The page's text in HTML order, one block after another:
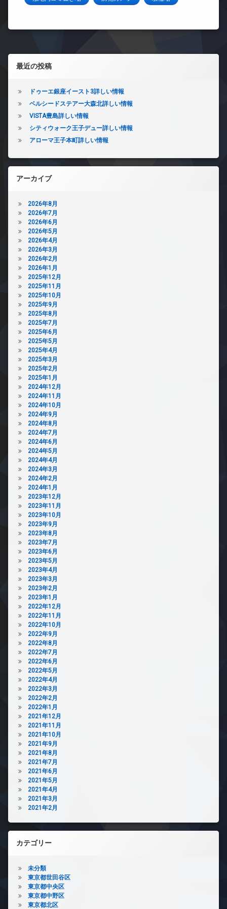
左サイドバー
最近の投稿
ドゥーエ銀座イースト3詳しい情報
ベルシードステアー大森北詳しい情報
VISTA豊島詳しい情報
シティウォーク王子デュー詳しい情報
アローマ王子本町詳しい情報
アーカイブ
2026年8月
2026年7月
2026年6月
2026年5月
2026年4月
2026年3月
2026年2月
2026年1月
2025年12月
2025年11月
2025年10月
2025年9月
2025年8月
2025年7月
2025年6月
2025年5月
2025年4月
2025年3月
2025年2月
2025年1月
2024年12月
2024年11月
2024年10月
2024年9月
2024年8月
2024年7月
2024年6月
2024年5月
2024年4月
2024年3月
2024年2月
2024年1月
2023年12月
2023年11月
2023年10月
2023年9月
2023年8月
2023年7月
2023年6月
2023年5月
2023年4月
2023年3月
2023年2月
2023年1月
2022年12月
2022年11月
2022年10月
2022年9月
2022年8月
2022年7月
2022年6月
2022年5月
2022年4月
2022年3月
2022年2月
2022年1月
2021年12月
2021年11月
2021年10月
2021年9月
2021年8月
2021年7月
2021年6月
2021年5月
2021年4月
2021年3月
2021年2月
カテゴリー
未分類
東京都世田谷区
東京都中央区
東京都中野区
東京都北区